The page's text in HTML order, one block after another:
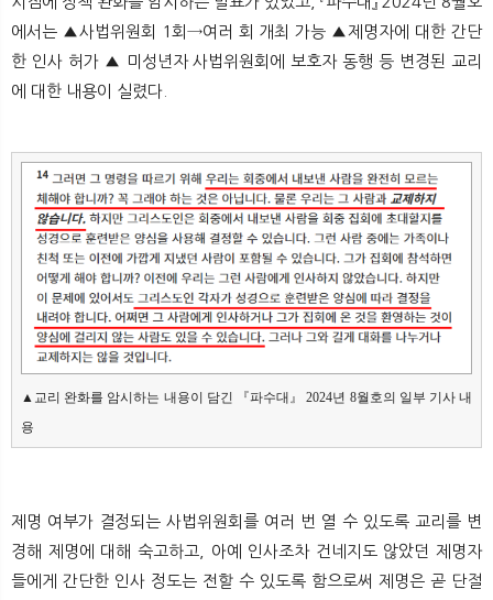
에서는 ▲사법위원회 1회→여러 회 개최 가능 ▲제명자에 대한 간단
한 인사 허가 ▲ 미성년자 사법위원회에 보호자 동행 등 변경된 교리
에 대한 내용이 실렸다.
▲교리 완화를 암시하는 내용이 담긴 『파수대』 2024년 8월호의 일부 기사 내
용
제명 여부가 결정되는 사법위원회를 여러 번 열 수 있도록 교리를 변
경해 제명에 대해 숙고하고, 아예 인사조차 건네지도 않았던 제명자
들에게 간단한 인사 정도는 전할 수 있도록 함으로써 제명은 곧 단절